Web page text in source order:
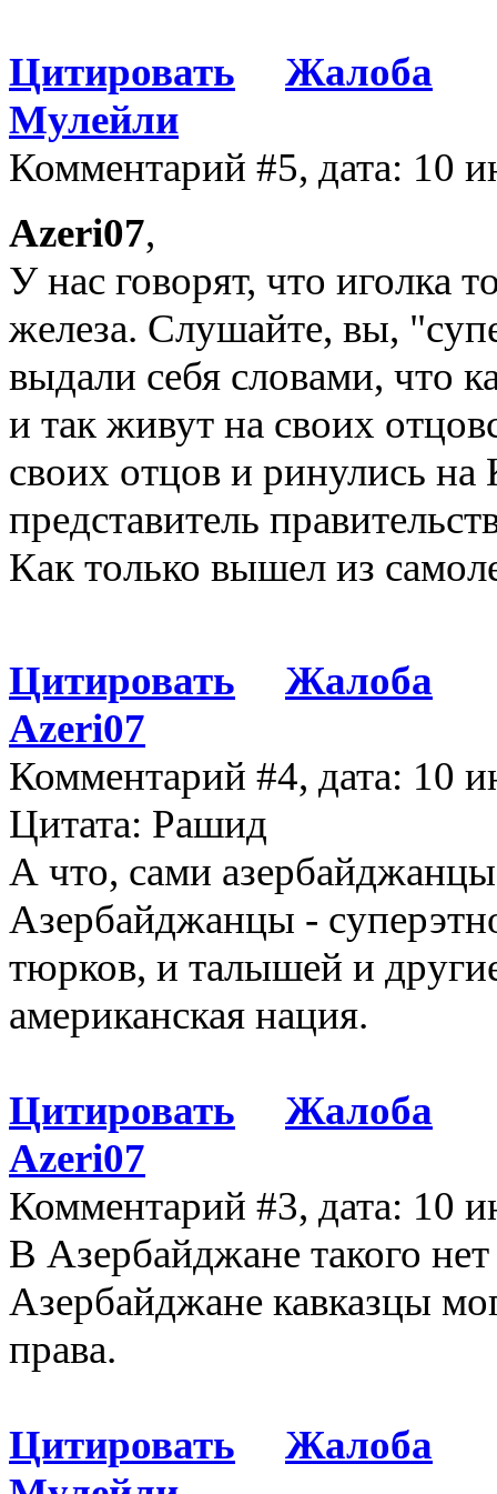
Цитировать
Жалоба
Мулейли
Комментарий #5, дата: 10
Azeri07,
У нас говорят, что иголка
железа. Слушайте, вы,
выдали себя словами, что
и так живут на своих
своих отцов и ринулись на
представитель
Как только вышел из
Цитировать
Жалоба
Azeri07
Комментарий #4, дата: 10
Цитата: Рашид
А что, сами
Азербайджанцы -
тюрков, и талышей и
американская нация.
Цитировать
Жалоба
Azeri07
Комментарий #3, дата: 10
В Азербайджане такого
Азербайджане кавказцы
права.
Цитировать
Жалоба